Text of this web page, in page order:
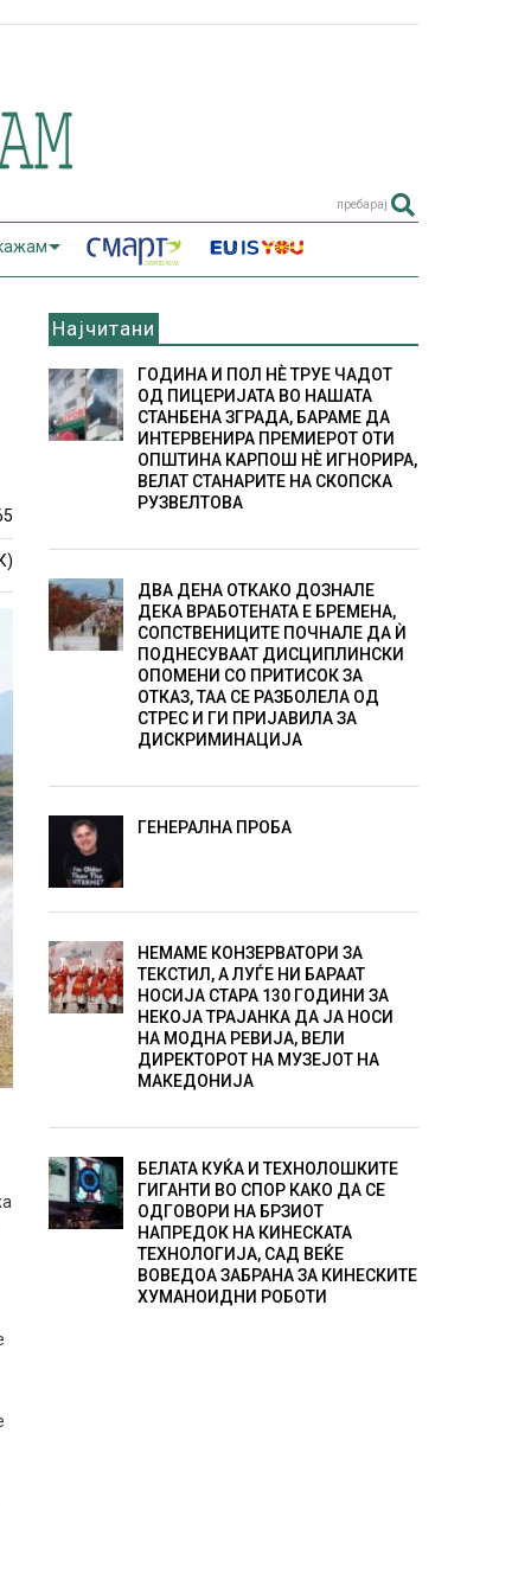
пребарај
Најчитани
ГОДИНА И ПОЛ НÈ ТРУЕ ЧАДОТ
ОД ПИЦЕРИЈАТА ВО НАШАТА
СТАНБЕНА ЗГРАДА, БАРАМЕ ДА
ИНТЕРВЕНИРА ПРЕМИЕРОТ ОТИ
ОПШТИНА КАРПОШ НÈ ИГНОРИРА,
ВЕЛАТ СТАНАРИТЕ НА СКОПСКА
РУЗВЕЛТОВА
ДВА ДЕНА ОТКАКО ДОЗНАЛЕ
ДЕКА ВРАБОТЕНАТА Е БРЕМЕНА,
СОПСТВЕНИЦИТЕ ПОЧНАЛЕ ДА Ѝ
ПОДНЕСУВААТ ДИСЦИПЛИНСКИ
ОПОМЕНИ СО ПРИТИСОК ЗА
ОТКАЗ, ТАА СЕ РАЗБОЛЕЛА ОД
СТРЕС И ГИ ПРИЈАВИЛА ЗА
ДИСКРИМИНАЦИЈА
ГЕНЕРАЛНА ПРОБА
НЕМАМЕ КОНЗЕРВАТОРИ ЗА
ТЕКСТИЛ, А ЛУЃЕ НИ БАРААТ
НОСИЈА СТАРА 130 ГОДИНИ ЗА
НЕКОЈА ТРАЈАНКА ДА ЈА НОСИ
НА МОДНА РЕВИЈА, ВЕЛИ
ДИРЕКТОРОТ НА МУЗЕЈОТ НА
МАКЕДОНИЈА
БЕЛАТА КУЌА И ТЕХНОЛОШКИТЕ
ГИГАНТИ ВО СПОР КАКО ДА СЕ
ОДГОВОРИ НА БРЗИОТ
НАПРЕДОК НА КИНЕСКАТА
ТЕХНОЛОГИЈА, САД ВЕЌЕ
ВОВЕДОА ЗАБРАНА ЗА КИНЕСКИТЕ
ХУМАНОИДНИ РОБОТИ